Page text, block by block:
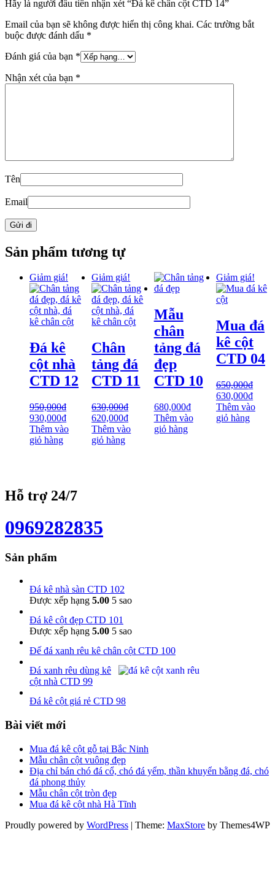
Hãy là người đầu tiên nhận xét “Đá kê chân cột CTD 14”
Email của bạn sẽ không được hiển thị công khai. Các trường bắt
buộc được đánh dấu *
Đánh giá của bạn *
Nhận xét của bạn *
Tên
Email
Sản phẩm tương tự
Giảm giá!
Đá kê
cột nhà
CTD 12
950,000₫
930,000₫
Thêm vào
giỏ hàng
Giảm giá!
Chân
tảng đá
CTD 11
630,000₫
620,000₫
Thêm vào
giỏ hàng
Mẫu
chân
tảng đá
đẹp
CTD 10
680,000₫
Thêm vào
giỏ hàng
Giảm giá!
Mua đá
kê cột
CTD 04
650,000₫
630,000₫
Thêm vào
giỏ hàng
Hỗ trợ 24/7
0969282835
Sản phẩm
Đá kê nhà sàn CTD 102
Được xếp hạng 5.00 5 sao
Đá kê cột đẹp CTD 101
Được xếp hạng 5.00 5 sao
Đế đá xanh rêu kê chân cột CTD 100
Đá xanh rêu dùng kê
cột nhà CTD 99
Đá kê cột giá rẻ CTD 98
Bài viết mới
Mua đá kê cột gỗ tại Bắc Ninh
Mẫu chân cột vuông đẹp
Địa chỉ bán chó đá cổ, chó đá yểm, thần khuyển bằng đá, chó
đá phong thủy
Mẫu chân cột tròn đẹp
Mua đá kê cột nhà Hà Tĩnh
Proudly powered by WordPress | Theme: MaxStore by Themes4WP